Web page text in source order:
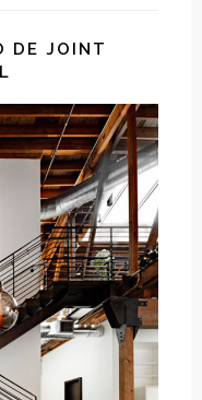
DE JOINT